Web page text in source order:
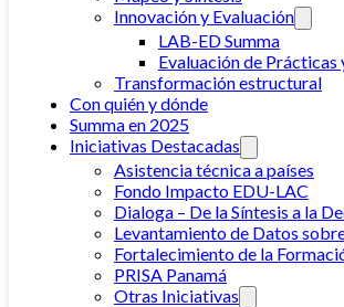
Innovación y Evaluación
LAB-ED Summa
Evaluación de
Transformación estructural
Con quién y dónde
Summa en 2025
Iniciativas Destacadas
Asistencia técnica a países
Fondo Impacto EDU-LAC
Dialoga – De la Síntesis a la
Levantamiento de Datos
Fortalecimiento de la
PRISA Panamá
Otras Iniciativas